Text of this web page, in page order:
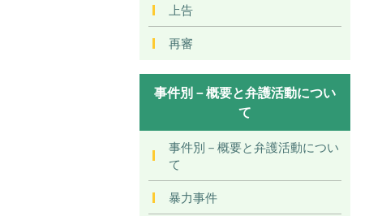
上告
再審
事件別－概要と弁護活動につい
て
事件別－概要と弁護活動につい
て
暴力事件